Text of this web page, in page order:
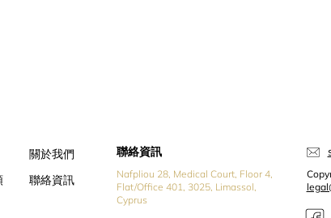
關於我們
聯絡資訊
聯絡資訊
Nafpliou 28, Medical Court, Floor 4,
Flat/Office 401, 3025, Limassol,
Cyprus